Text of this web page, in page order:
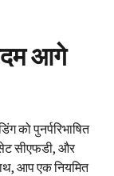
आगे
को पुनर्परिभाषित
सीएफडी, और
आप एक नियमित